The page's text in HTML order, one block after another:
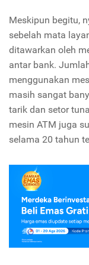
Meskipun begitu,
sebelah mata
ditawarkan oleh
antar bank.
menggunakan
masih sangat
tarik dan setor
mesin ATM juga
selama 20 tahun